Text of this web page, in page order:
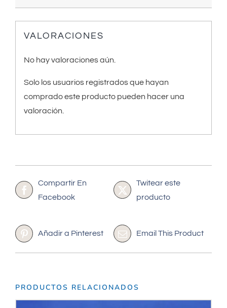
VALORACIONES
No hay valoraciones aún.
Solo los usuarios registrados que hayan
comprado este producto pueden hacer una
valoración.
Compartir En
Facebook
Twitear este
producto
Añadir a Pinterest Email This Product
PRODUCTOS RELACIONADOS